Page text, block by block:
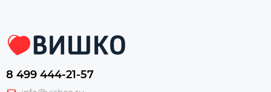
8 499 444-21-57